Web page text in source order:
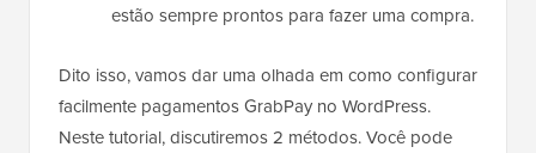
estão sempre prontos para fazer uma compra.
Dito isso, vamos dar uma olhada em como configurar
facilmente pagamentos GrabPay no WordPress.
Neste tutorial, discutiremos 2 métodos. Você pode